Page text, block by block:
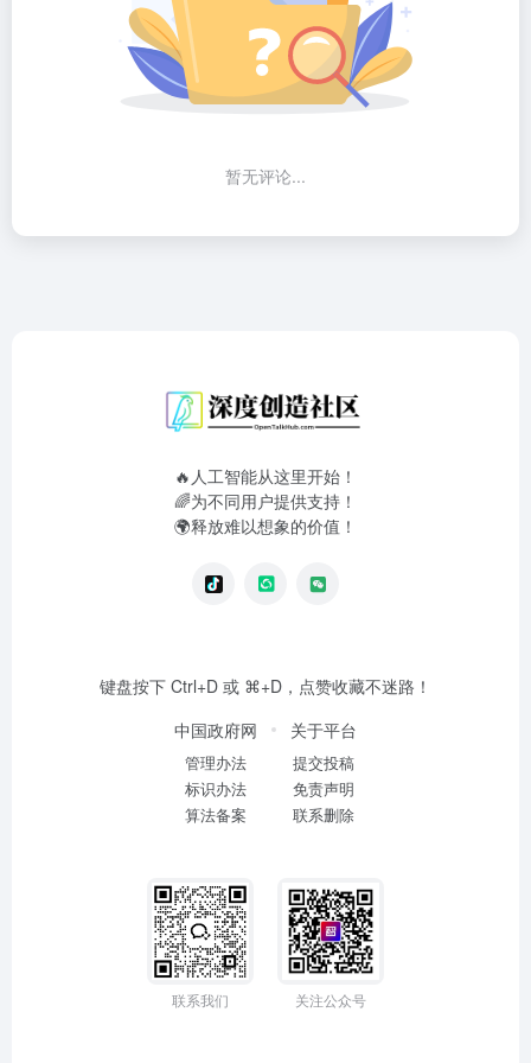
暂无评论...
🔥人工智能从这里开始！
🌈为不同用户提供支持！
🌍释放难以想象的价值！
键盘按下 Ctrl+D 或 ⌘+D，点赞收藏不迷路！
中国政府网
管理办法
标识办法
算法备案
关于平台
提交投稿
免责声明
联系删除
联系我们 关注公众号